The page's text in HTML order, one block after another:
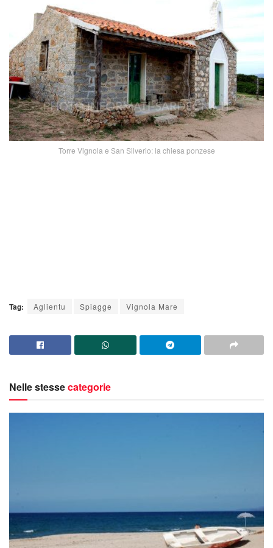
Torre Vignola e San Silverio: la chiesa ponzese
Tag: Aglientu Spiagge Vignola Mare
Nelle stessecategorie